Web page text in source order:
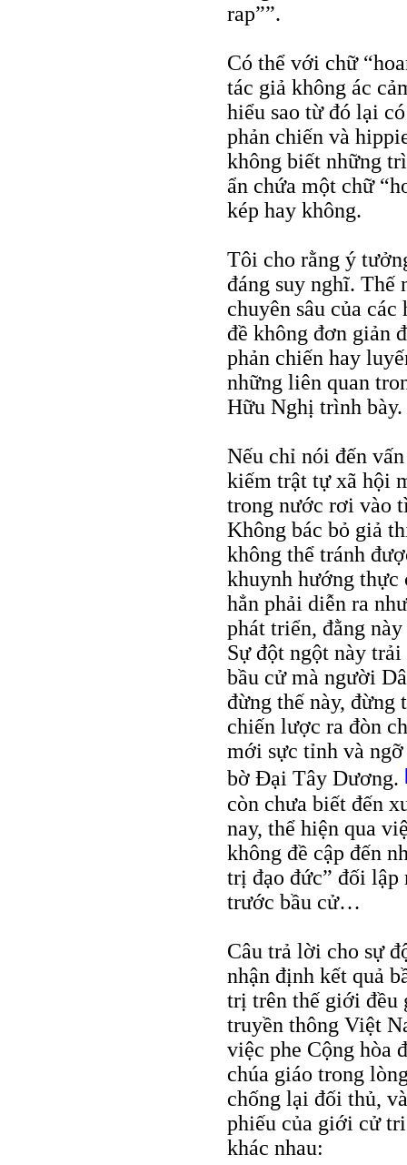
rap””.
Có thể với chữ
tác giả không ác
hiểu sao từ đó lại
phản chiến và
không biết những
ẩn chứa một chữ
kép hay không.
Tôi cho rằng ý
đáng suy nghĩ. Thế
chuyên sâu của
đề không đơn giản
phản chiến hay
những liên quan
Hữu Nghị trình bày.
Nếu chỉ nói đến
kiếm trật tự xã hội
trong nước rơi vào
Không bác bỏ giả
không thể tránh
khuynh hướng thực
hẳn phải diễn ra
phát triển, đằng
Sự đột ngột này
bầu cử mà người
đừng thế này,
chiến lược ra đòn
mới sực tỉnh và ngỡ
bờ Đại Tây Dương.
còn chưa biết đến
nay, thể hiện qua
không đề cập đến
trị đạo đức” đối lập
trước bầu cử…
Câu trả lời cho sự
nhận định kết quả
trị trên thế giới đều
truyền thông Việt
việc phe Cộng hòa
chúa giáo trong
chống lại đối thủ,
phiếu của giới cử
khác nhau: